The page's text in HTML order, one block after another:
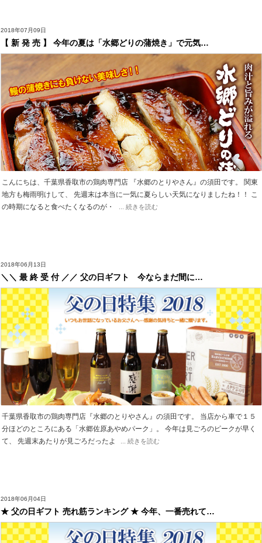
2018年07月09日
【 新 発 売 】 今年の夏は「水郷どりの蒲焼き」で元気…
こんにちは、千葉県香取市の鶏肉専門店 『水郷のとりやさん』の須田です。 関東
地方も梅雨明けして、 先週末は本当に一気に夏らしい天気になりましたね！！ こ
の時期になると食べたくなるのが・
... 続きを読む
2018年06月13日
＼＼ 最 終 受 付 ／／ 父の日ギフト 今ならまだ間に…
千葉県香取市の鶏肉専門店『水郷のとりやさん』の須田です。 当店から車で１５
分ほどのところにある「水郷佐原あやめパーク」。 今年は見ごろのピークが早く
て、 先週末あたりが見ごろだったよ
... 続きを読む
2018年06月04日
★ 父の日ギフト 売れ筋ランキング ★ 今年、一番売れて…